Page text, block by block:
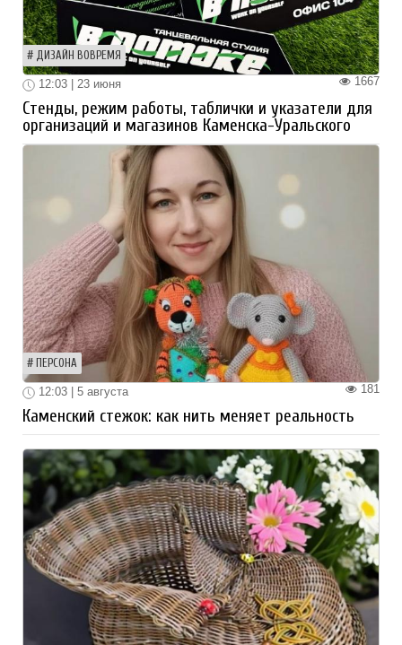
ДИЗАЙН ВОВРЕМЯ
1667
12:03 | 23 июня
Стенды, режим работы, таблички и указатели для
организаций и магазинов Каменска-Уральского
ПЕРСОНА
181
12:03 | 5 августа
Каменский стежок: как нить меняет реальность